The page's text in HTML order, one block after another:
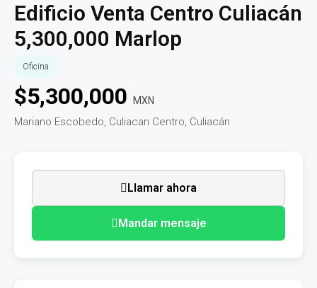
Edificio Venta Centro Culiacán
5,300,000 Marlop
Oficina
$5,300,000 MXN
Mariano Escobedo, Culiacan Centro, Culiacán
Llamar ahora
Mandar mensaje